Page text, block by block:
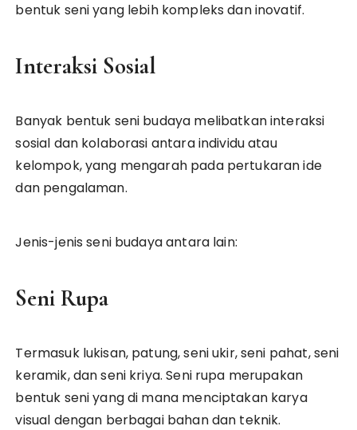
bentuk seni yang lebih kompleks dan inovatif.
Interaksi Sosial
Banyak bentuk seni budaya melibatkan interaksi
sosial dan kolaborasi antara individu atau
kelompok, yang mengarah pada pertukaran ide
dan pengalaman.
Jenis-jenis seni budaya antara lain:
Seni Rupa
Termasuk lukisan, patung, seni ukir, seni pahat, seni
keramik, dan seni kriya. Seni rupa merupakan
bentuk seni yang di mana menciptakan karya
visual dengan berbagai bahan dan teknik.